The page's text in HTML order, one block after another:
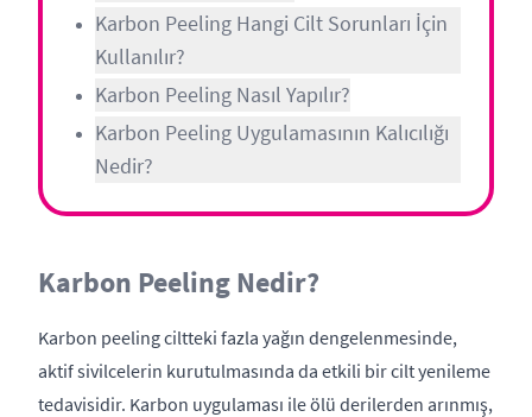
Karbon Peeling Hangi Cilt Sorunları İçin
Kullanılır?
Karbon Peeling Nasıl Yapılır?
Karbon Peeling Uygulamasının Kalıcılığı
Nedir?
Karbon Peeling Nedir?
Karbon peeling ciltteki fazla yağın dengelenmesinde,
aktif sivilcelerin kurutulmasında da etkili bir cilt yenileme
tedavisidir. Karbon uygulaması ile ölü derilerden arınmış,